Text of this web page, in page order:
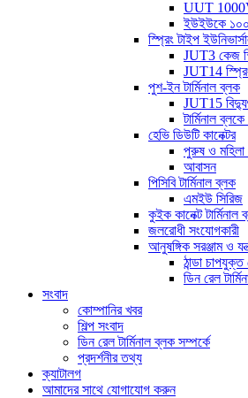
UUT
ইউইউকে
স্প্রিং টাইপ
JUT3 কেজ
JUT14
পুশ-ইন টার্মিনাল ব্লক
JUT15
টার্মিনাল
হেভি ডিউটি ​​কানেক্টর
পুরুষ ও মহিলা
আবাসন
পিসিবি টার্মিনাল ব্লক
এমইউ সিরিজ
কুইক কানেক্ট টার্মিনাল
জলরোধী সংযোগকারী
আনুষঙ্গিক সরঞ্জাম ও
ঠান্ডা
ডিন রেল
সংবাদ
কোম্পানির খবর
শিল্প সংবাদ
ডিন রেল টার্মিনাল ব্লক সম্পর্কে
প্রদর্শনীর তথ্য
ক্যাটালগ
আমাদের সাথে যোগাযোগ করুন